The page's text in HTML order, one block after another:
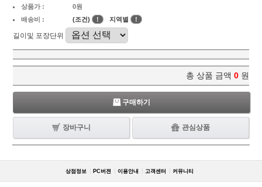
상품가 :
0원
배송비 :
(조건) ! 지역별 !
길이및 포장단위
총 상품 금액 0 원
구매하기
장바구니 관심상품
상점정보 PC버젼 이용안내 고객센터 커뮤니티